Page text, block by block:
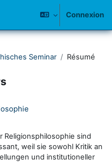
Connexion
Seminar Résumé
Religionsphilosophie sind
weil sie sowohl Kritik an
und institutioneller